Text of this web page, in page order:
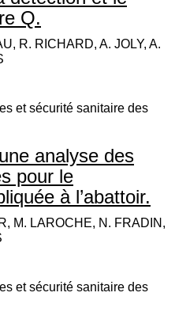
Q.
R. RICHARD, A. JOLY, A.
et sécurité sanitaire des
analyse des
pour le
à l’abattoir.
M. LAROCHE, N. FRADIN,
et sécurité sanitaire des